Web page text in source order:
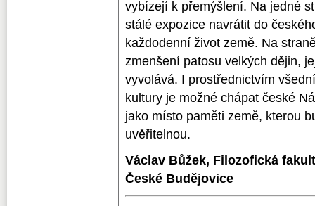
vybízejí k přemýšlení. Na jedné
stálé expozice navrátit do
každodenní život země. Na
zmenšení patosu velkých dějin,
vyvolává. I prostřednictvím
kultury je možné chápat české
jako místo paměti země, kterou
uvěřitelnou.
Václav Bůžek, Filozofická
České Budějovice